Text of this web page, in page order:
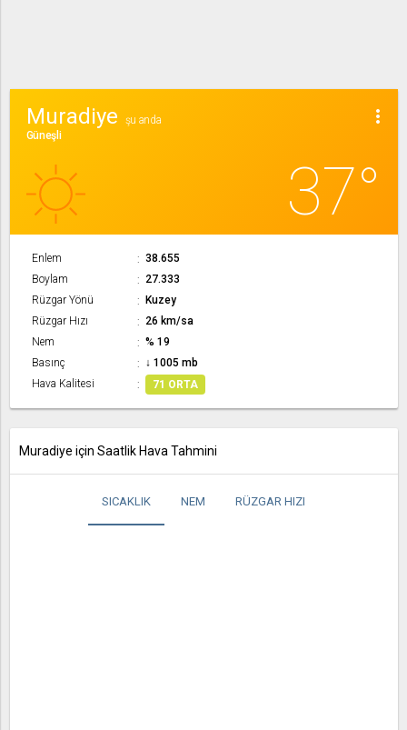
more_vert
Muradiye
şu anda
Güneşli
37°
Enlem
38.655
Boylam
27.333
Rüzgar Yönü
Kuzey
Rüzgar Hızı
26 km/sa
Nem
% 19
Basınç
↓ 1005 mb
Hava Kalitesi
71 ORTA
Muradiye için Saatlik Hava Tahmini
SICAKLIK NEM RÜZGAR HIZI